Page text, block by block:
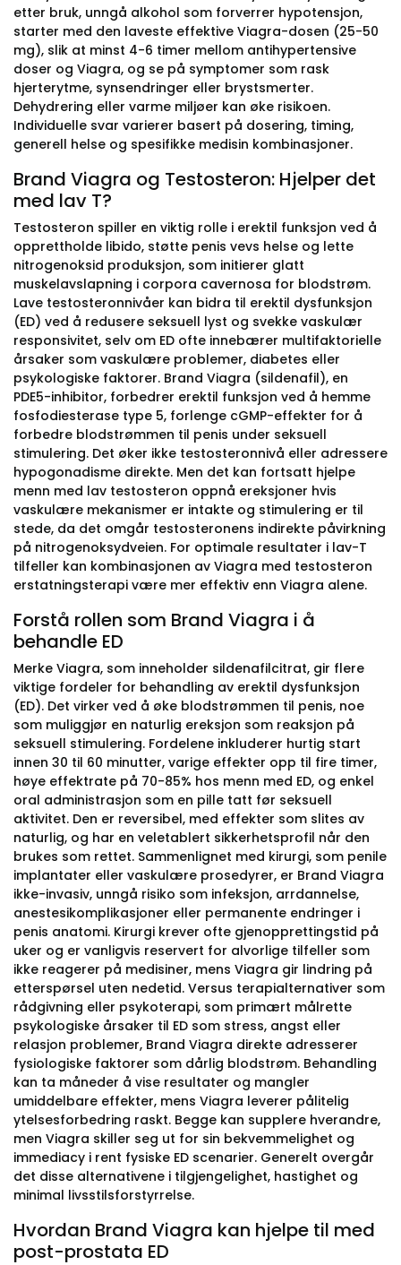
etter bruk, unngå alkohol som forverrer hypotensjon,
starter med den laveste effektive Viagra-dosen (25-50
mg), slik at minst 4-6 timer mellom antihypertensive
doser og Viagra, og se på symptomer som rask
hjerterytme, synsendringer eller brystsmerter.
Dehydrering eller varme miljøer kan øke risikoen.
Individuelle svar varierer basert på dosering, timing,
generell helse og spesifikke medisin kombinasjoner.
Brand Viagra og Testosteron: Hjelper det
med lav T?
Testosteron spiller en viktig rolle i erektil funksjon ved å
opprettholde libido, støtte penis vevs helse og lette
nitrogenoksid produksjon, som initierer glatt
muskelavslapning i corpora cavernosa for blodstrøm.
Lave testosteronnivåer kan bidra til erektil dysfunksjon
(ED) ved å redusere seksuell lyst og svekke vaskulær
responsivitet, selv om ED ofte innebærer multifaktorielle
årsaker som vaskulære problemer, diabetes eller
psykologiske faktorer. Brand Viagra (sildenafil), en
PDE5-inhibitor, forbedrer erektil funksjon ved å hemme
fosfodiesterase type 5, forlenge cGMP-effekter for å
forbedre blodstrømmen til penis under seksuell
stimulering. Det øker ikke testosteronnivå eller adressere
hypogonadisme direkte. Men det kan fortsatt hjelpe
menn med lav testosteron oppnå ereksjoner hvis
vaskulære mekanismer er intakte og stimulering er til
stede, da det omgår testosteronens indirekte påvirkning
på nitrogenoksydveien. For optimale resultater i lav-T
tilfeller kan kombinasjonen av Viagra med testosteron
erstatningsterapi være mer effektiv enn Viagra alene.
Forstå rollen som Brand Viagra i å
behandle ED
Merke Viagra, som inneholder sildenafilcitrat, gir flere
viktige fordeler for behandling av erektil dysfunksjon
(ED). Det virker ved å øke blodstrømmen til penis, noe
som muliggjør en naturlig ereksjon som reaksjon på
seksuell stimulering. Fordelene inkluderer hurtig start
innen 30 til 60 minutter, varige effekter opp til fire timer,
høye effektrate på 70-85% hos menn med ED, og enkel
oral administrasjon som en pille tatt før seksuell
aktivitet. Den er reversibel, med effekter som slites av
naturlig, og har en veletablert sikkerhetsprofil når den
brukes som rettet. Sammenlignet med kirurgi, som penile
implantater eller vaskulære prosedyrer, er Brand Viagra
ikke-invasiv, unngå risiko som infeksjon, arrdannelse,
anestesikomplikasjoner eller permanente endringer i
penis anatomi. Kirurgi krever ofte gjenopprettingstid på
uker og er vanligvis reservert for alvorlige tilfeller som
ikke reagerer på medisiner, mens Viagra gir lindring på
etterspørsel uten nedetid. Versus terapialternativer som
rådgivning eller psykoterapi, som primært målrette
psykologiske årsaker til ED som stress, angst eller
relasjon problemer, Brand Viagra direkte adresserer
fysiologiske faktorer som dårlig blodstrøm. Behandling
kan ta måneder å vise resultater og mangler
umiddelbare effekter, mens Viagra leverer pålitelig
ytelsesforbedring raskt. Begge kan supplere hverandre,
men Viagra skiller seg ut for sin bekvemmelighet og
immediacy i rent fysiske ED scenarier. Generelt overgår
det disse alternativene i tilgjengelighet, hastighet og
minimal livsstilsforstyrrelse.
Hvordan Brand Viagra kan hjelpe til med
post-prostata ED